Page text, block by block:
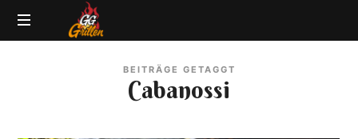
GG-
BEITRÄGE GETAGGT
Cabanossi